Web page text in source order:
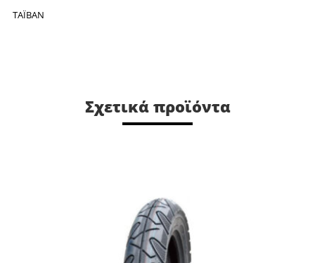
ΤΑΪΒΑΝ
Σχετικά προϊόντα